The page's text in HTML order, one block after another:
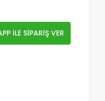
İLE SİPARİŞ VER